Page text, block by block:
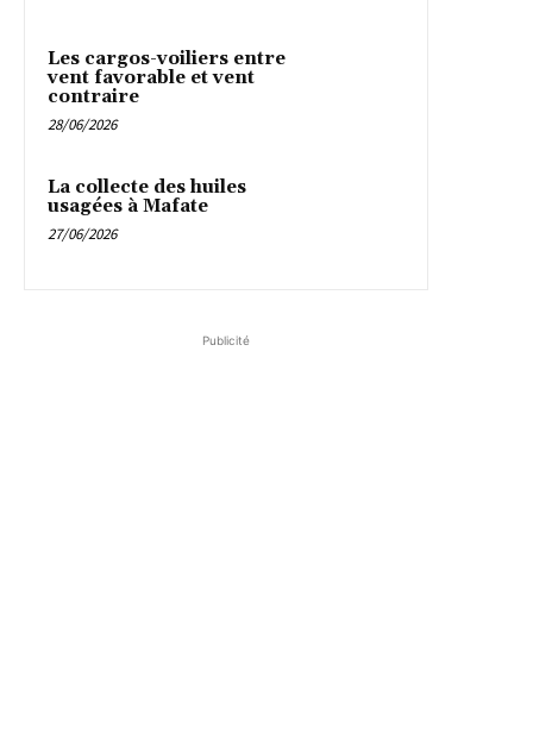
Les cargos-voiliers entre
vent favorable et vent
contraire
28/06/2026
La collecte des huiles
usagées à Mafate
27/06/2026
Publicité